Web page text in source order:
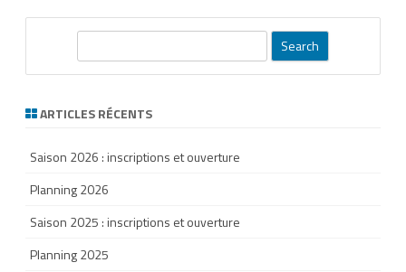
r
h
ARTICLES RÉCENTS
Saison 2026 : inscriptions et ouverture
Planning 2026
Saison 2025 : inscriptions et ouverture
Planning 2025